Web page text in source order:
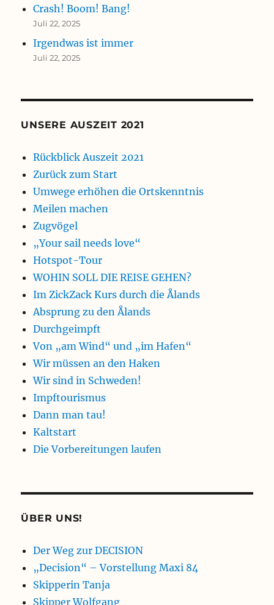
Crash! Boom! Bang!
Juli 22, 2025
Irgendwas ist immer
Juli 22, 2025
UNSERE AUSZEIT 2021
Rückblick Auszeit 2021
Zurück zum Start
Umwege erhöhen die Ortskenntnis
Meilen machen
Zugvögel
„Your sail needs love“
Hotspot-Tour
WOHIN SOLL DIE REISE GEHEN?
Im ZickZack Kurs durch die Ålands
Absprung zu den Ålands
Durchgeimpft
Von „am Wind“ und „im Hafen“
Wir müssen an den Haken
Wir sind in Schweden!
Impftourismus
Dann man tau!
Kaltstart
Die Vorbereitungen laufen
ÜBER UNS!
Der Weg zur DECISION
„Decision“ – Vorstellung Maxi 84
Skipperin Tanja
Skipper Wolfgang